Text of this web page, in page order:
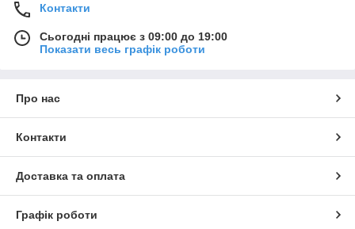
Контакти
Сьогодні працює з 09:00 до 19:00
Показати весь графік роботи
Про нас
Контакти
Доставка та оплата
Графік роботи